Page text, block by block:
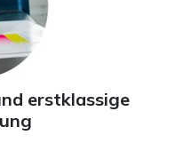
erstklassige